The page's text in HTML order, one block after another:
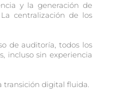
y la generación de
centralización de los
de auditoría, todos los
incluso sin experiencia
transición digital fluida.